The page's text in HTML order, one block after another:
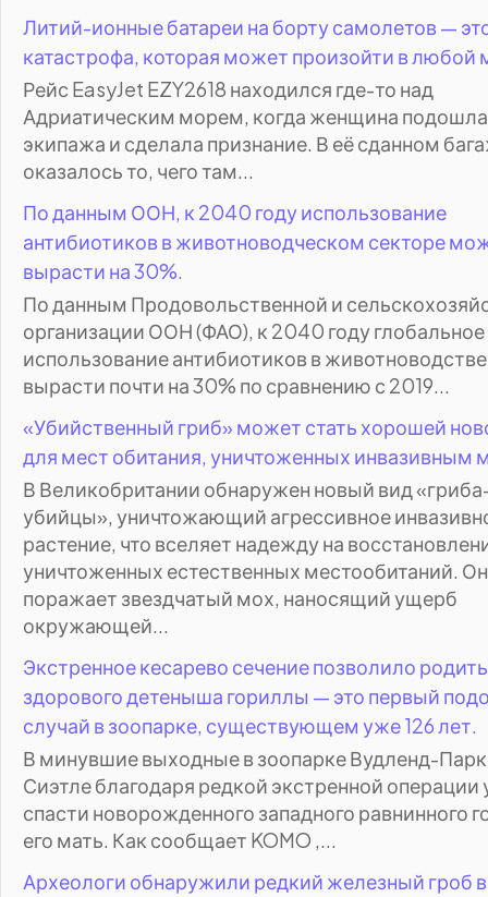
Литий-ионные батареи на борту самолетов —
катастрофа, которая может произойти в любой
Рейс EasyJet EZY2618 находился где-то над
Адриатическим морем, когда женщина подошла
экипажа и сделала признание. В её сданном
оказалось то, чего там...
По данным ООН, к 2040 году использование
антибиотиков в животноводческом секторе
вырасти на 30%.
По данным Продовольственной и
организации ООН (ФАО), к 2040 году глобальное
использование антибиотиков в
вырасти почти на 30% по сравнению с 2019...
«Убийственный гриб» может стать хорошей
для мест обитания, уничтоженных инвазивным
В Великобритании обнаружен новый вид
убийцы», уничтожающий агрессивное
растение, что вселяет надежду на
уничтоженных естественных местообитаний. Он
поражает звездчатый мох, наносящий ущерб
окружающей...
Экстренное кесарево сечение позволило родить
здорового детеныша гориллы — это первый
случай в зоопарке, существующем уже 126 лет.
В минувшие выходные в зоопарке Вудленд-
Сиэтле благодаря редкой экстренной операции
спасти новорожденного западного равнинного
его мать. Как сообщает KOMO ,...
Археологи обнаружили редкий железный гроб